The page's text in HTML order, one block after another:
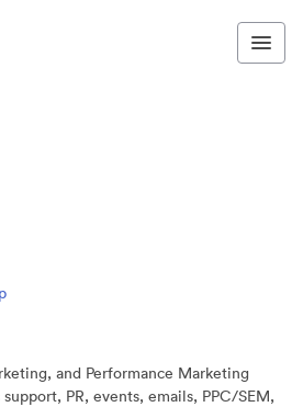
and Performance Marketing
PR, events, emails, PPC/SEM,